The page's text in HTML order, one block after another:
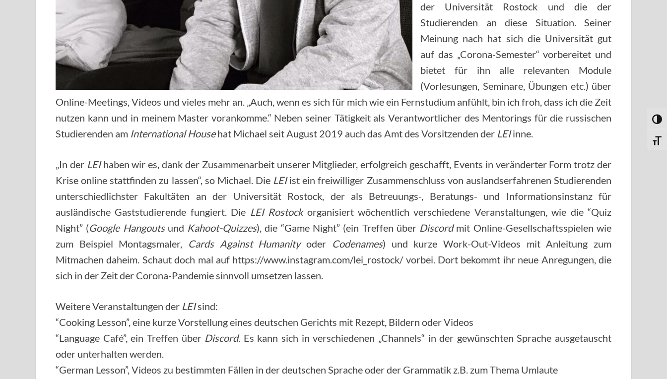
der Universität Rostock und die der
Studierenden an diese Situation. Seiner
Meinung nach hat sich die Universität gut
auf das „Corona-Semester“ vorbereitet und
bietet für ihn alle relevanten Module
(Vorlesungen, Seminare, Übungen etc.) über
Online-Meetings, Videos und vieles mehr an. „Auch, wenn es sich für mich wie ein Fernstudium anfühlt, bin ich froh, dass ich die Zeit
nutzen kann und in meinem Master vorankomme.“ Neben seiner Tätigkeit als Verantwortlicher des Mentorings für die russischen
Studierenden am International Househat Michael seit August 2019 auch das Amt des Vorsitzenden der LEIinne.
„In der LEIhaben wir es, dank der Zusammenarbeit unserer Mitglieder, erfolgreich geschafft, Events in veränderter Form trotz der
Krise online stattfinden zu lassen“, so Michael. Die LEIist ein freiwilliger Zusammenschluss von auslandserfahrenen Studierenden
unterschiedlichster Fakultäten an der Universität Rostock, der als Betreuungs-, Beratungs- und Informationsinstanz für
ausländische Gaststudierende fungiert. Die LEI Rostockorganisiert wöchentlich verschiedene Veranstaltungen, wie die “Quiz
Night” (Google Hangoutsund Kahoot-Quizzes), die “Game Night” (ein Treffen über Discordmit Online-Gesellschaftsspielen wie
zum Beispiel Montagsmaler, Cards Against Humanityoder Codenames) und kurze Work-Out-Videos mit Anleitung zum
Mitmachen daheim. Schaut doch mal auf https://www.instagram.com/lei_rostock/ vorbei. Dort bekommt ihr neue Anregungen, die
sich in der Zeit der Corona-Pandemie sinnvoll umsetzen lassen.
Weitere Veranstaltungen der LEIsind:
“Cooking Lesson”, eine kurze Vorstellung eines deutschen Gerichts mit Rezept, Bildern oder Videos
“Language Café”, ein Treffen über Discord. Es kann sich in verschiedenen „Channels“ in der gewünschten Sprache ausgetauscht
oder unterhalten werden.
“German Lesson”, Videos zu bestimmten Fällen in der deutschen Sprache oder der Grammatik z.B. zum Thema Umlaute